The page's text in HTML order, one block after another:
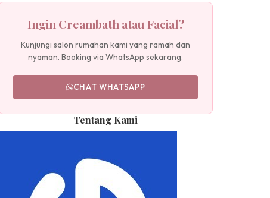
Ingin Creambath atau Facial?
Kunjungi salon rumahan kami yang ramah dan
nyaman. Booking via WhatsApp sekarang.
CHAT WHATSAPP
Tentang Kami